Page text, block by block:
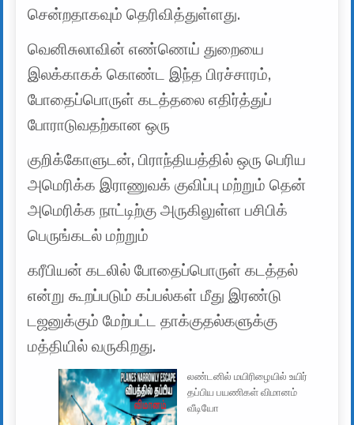
சென்றதாகவும் தெரிவித்துள்ளது.
வெனிசுலாவின் எண்ணெய் துறையை
இலக்காகக் கொண்ட இந்த பிரச்சாரம்,
போதைப்பொருள் கடத்தலை எதிர்த்துப்
போராடுவதற்கான ஒரு
குறிக்கோளுடன், பிராந்தியத்தில் ஒரு பெரிய
அமெரிக்க இராணுவக் குவிப்பு மற்றும் தென்
அமெரிக்க நாட்டிற்கு அருகிலுள்ள பசிபிக்
பெருங்கடல் மற்றும்
கரீபியன் கடலில் போதைப்பொருள் கடத்தல்
என்று கூறப்படும் கப்பல்கள் மீது இரண்டு
டஜனுக்கும் மேற்பட்ட தாக்குதல்களுக்கு
மத்தியில் வருகிறது.
லண்டனில் மயிரிழையில் உயிர்
தப்பிய பயணிகள் விமானம்
வீடியோ